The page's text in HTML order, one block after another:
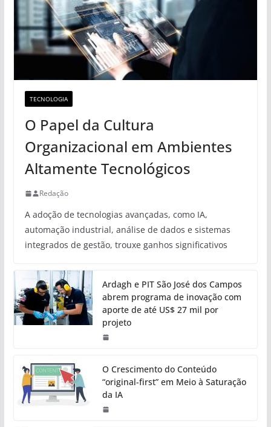
TECNOLOGIA
O Papel da Cultura
Organizacional em Ambientes
Altamente Tecnológicos
Redação
A adoção de tecnologias avançadas, como IA,
automação industrial, análise de dados e sistemas
integrados de gestão, trouxe ganhos significativos
Ardagh e PIT São José dos Campos
abrem programa de inovação com
aporte de até US$ 27 mil por
projeto
O Crescimento do Conteúdo
“original-first” em Meio à Saturação
da IA